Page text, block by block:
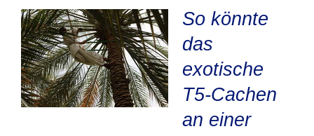
So könnte
das
exotische
T5-Cachen
an einer